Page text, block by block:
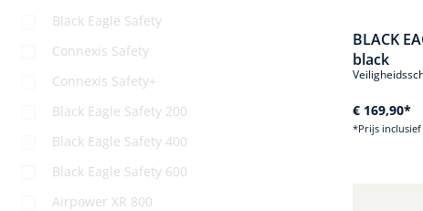
Black Eagle Safety
Connexis Safety
Connexis Safety+
Black Eagle Safety 200
Black Eagle Safety 400
Black Eagle Safety 600
Airpower XR 800
BLACK
black
€ 169,90*
*Prijs